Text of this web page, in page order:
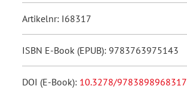
Artikelnr: I68317
ISBN E-Book (EPUB): 9783763975143
DOI (E-Book): 10.3278/9783898968317